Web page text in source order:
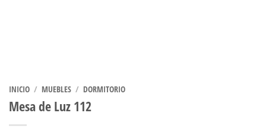
INICIO / MUEBLES / DORMITORIO
Mesa de Luz 112